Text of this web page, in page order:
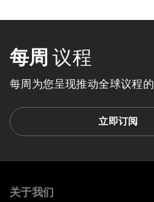
每周 议程
每周为您呈现推动全球议程
立即订阅
关于我们